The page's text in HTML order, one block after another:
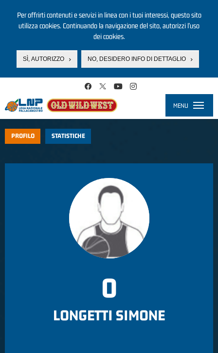
Per offrirti contenuti e servizi in linea con i tuoi interessi, questo sito
utilizza cookies. Continuando la navigazione del sito, autorizzi l’uso
dei cookies.
SÌ, AUTORIZZO NO, DESIDERO INFO DI DETTAGLIO
MENU
PROFILO STATISTICHE
0
LONGETTI SIMONE